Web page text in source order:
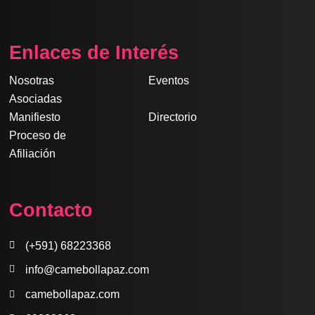
e
b
o
o
k
t
a
r
a
m
k
e
t
u
t
s
a
p
Enlaces de Interés
Nosotras
Eventos
Asociadas
Manifiesto
Directorio
Proceso de
Afiliación
Contacto
(+591) 68223368
info@camebollapaz.com
camebollapaz.com